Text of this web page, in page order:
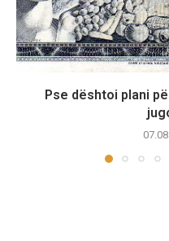
Pse dështoi plani